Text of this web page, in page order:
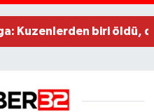
Kuzenlerden biri öldü,